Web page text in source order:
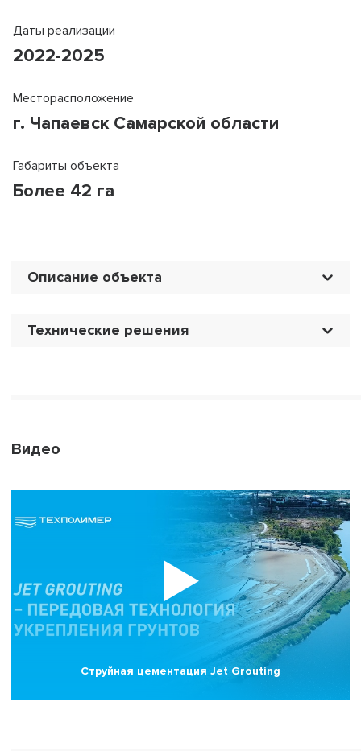
Даты реализации
2022-2025
Месторасположение
г. Чапаевск Самарской области
Габариты объекта
Более 42 га
Описание объекта
Технические решения
Видео
Струйная цементация Jet Grouting